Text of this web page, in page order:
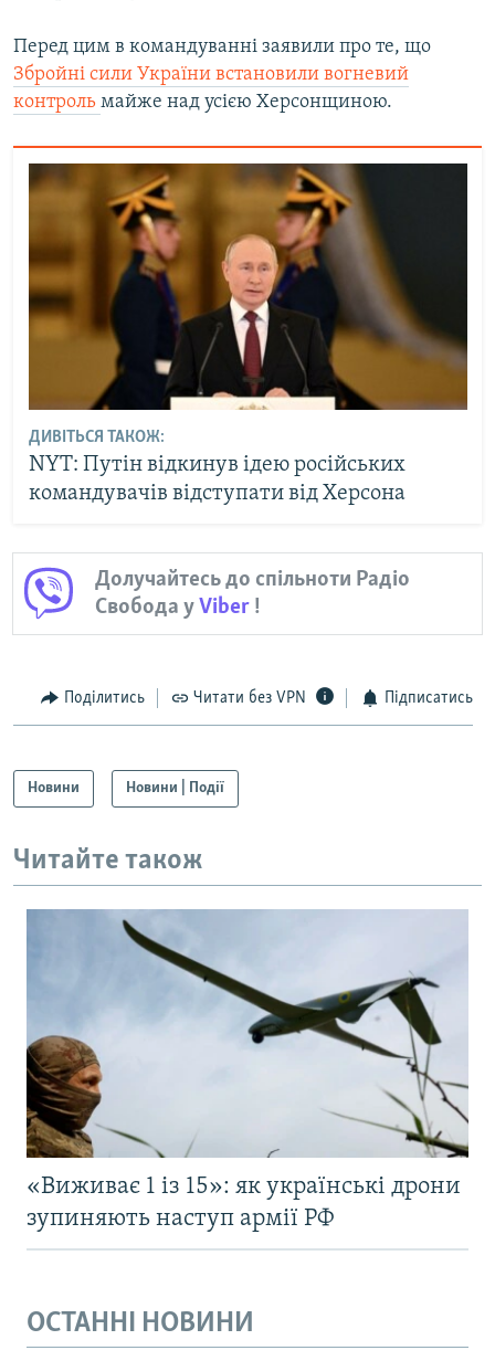
Перед цим в командуванні заявили про те, що
Збройні сили України встановили вогневий
контроль майже над усією Херсонщиною.
ДИВІТЬСЯ ТАКОЖ:
NYT: Путін відкинув ідею російських
командувачів відступати від Херсона
Долучайтесь до спільноти Радіо
Свобода уViber !
Поділитись Читати без VPN Підписатись
Новини Новини | Події
Читайте також
«Виживає 1 із 15»: як українські дрони
зупиняють наступ армії РФ
ОСТАННІ НОВИНИ